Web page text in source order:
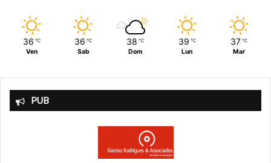
36 ℃
Ven
36 ℃
Sab
38 ℃
Dom
39 ℃
Lun
37 ℃
Mar
PUB